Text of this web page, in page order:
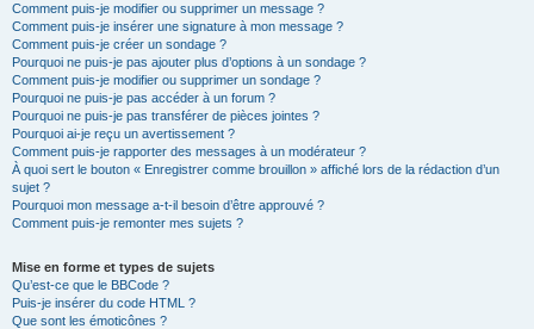
Comment puis-je modifier ou supprimer un message ?
Comment puis-je insérer une signature à mon message ?
Comment puis-je créer un sondage ?
Pourquoi ne puis-je pas ajouter plus d’options à un sondage ?
Comment puis-je modifier ou supprimer un sondage ?
Pourquoi ne puis-je pas accéder à un forum ?
Pourquoi ne puis-je pas transférer de pièces jointes ?
Pourquoi ai-je reçu un avertissement ?
Comment puis-je rapporter des messages à un modérateur ?
À quoi sert le bouton « Enregistrer comme brouillon » affiché lors de la rédaction d’un
sujet ?
Pourquoi mon message a-t-il besoin d’être approuvé ?
Comment puis-je remonter mes sujets ?
Mise en forme et types de sujets
Qu’est-ce que le BBCode ?
Puis-je insérer du code HTML ?
Que sont les émoticônes ?